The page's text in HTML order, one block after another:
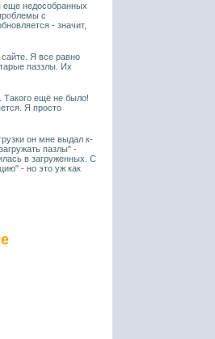
еще недособранных
с
- значит,
Я все равно
паззлы. Их
Такого ещё не было!
Я просто
он мне выдал к-
пазлы" -
в загруженных. С
- но это уж как